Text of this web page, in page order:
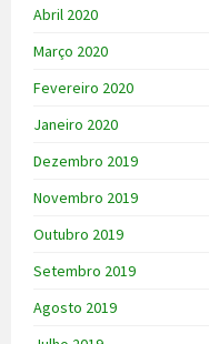
Abril 2020
Março 2020
Fevereiro 2020
Janeiro 2020
Dezembro 2019
Novembro 2019
Outubro 2019
Setembro 2019
Agosto 2019